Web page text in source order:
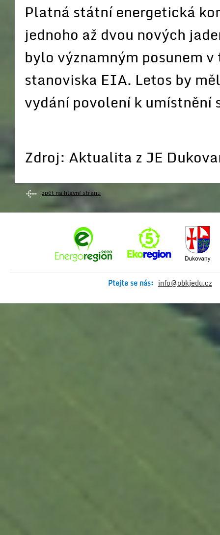
Platná státní energetická
jednoho až dvou nových
bylo významným posunem
stanoviska EIA. Letos by
vydání povolení k umístnění
Zdroj: Aktualita z JE
zpět na hlavní stranu
Ptejte se nás: info@obkjedu.cz